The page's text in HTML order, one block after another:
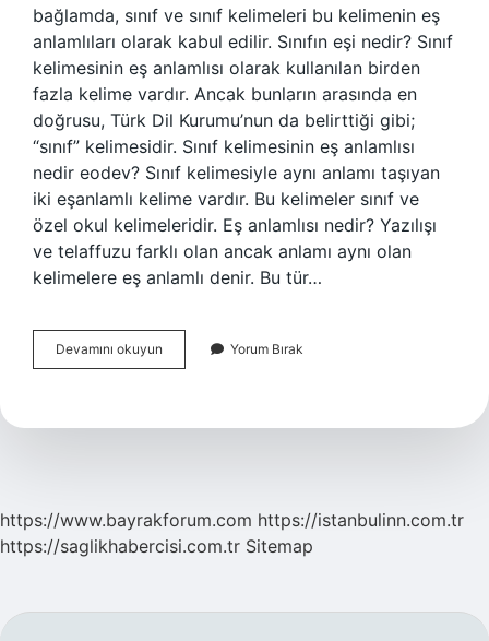
bağlamda, sınıf ve sınıf kelimeleri bu kelimenin eş
anlamlıları olarak kabul edilir. Sınıfın eşi nedir? Sınıf
kelimesinin eş anlamlısı olarak kullanılan birden
fazla kelime vardır. Ancak bunların arasında en
doğrusu, Türk Dil Kurumu’nun da belirttiği gibi;
“sınıf” kelimesidir. Sınıf kelimesinin eş anlamlısı
nedir eodev? Sınıf kelimesiyle aynı anlamı taşıyan
iki eşanlamlı kelime vardır. Bu kelimeler sınıf ve
özel okul kelimeleridir. Eş anlamlısı nedir? Yazılışı
ve telaffuzu farklı olan ancak anlamı aynı olan
kelimelere eş anlamlı denir. Bu tür…
Devamını okuyun
In
Ne
Yorum Bırak
https://www.bayrakforum.com https://istanbulinn.com.tr
https://saglikhabercisi.com.tr Sitemap